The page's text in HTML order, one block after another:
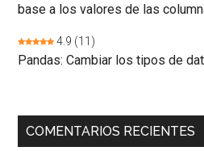
base a los valores de las
4.9 (11)
Pandas: Cambiar los tipos de
COMENTARIOS RECIENTES